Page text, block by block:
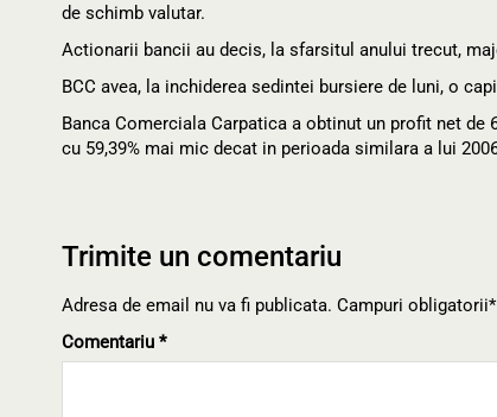
de schimb valutar.
Actionarii bancii au decis, la sfarsitul anului trecut,
BCC avea, la inchiderea sedintei bursiere de luni, o
Banca Comerciala Carpatica a obtinut un profit net
cu 59,39% mai mic decat in perioada similara a lui
Trimite un comentariu
Adresa de email nu va fi publicata. Campuri obligatorii*
Comentariu *